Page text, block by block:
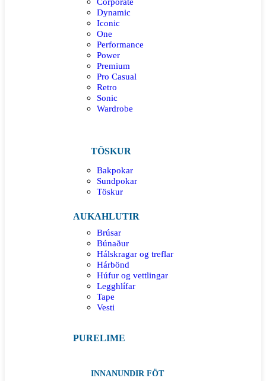
Dynamic
Iconic
One
Performance
Power
Premium
Pro Casual
Retro
Sonic
Wardrobe
TÖSKUR
Bakpokar
Sundpokar
Töskur
AUKAHLUTIR
Brúsar
Búnaður
Hálskragar og treflar
Hárbönd
Húfur og vettlingar
Legghlífar
Tape
Vesti
PURELIME
INNANUNDIR FÖT